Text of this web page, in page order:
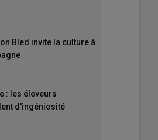
Bled invite la culture à
: les éleveurs
d'ingéniosité